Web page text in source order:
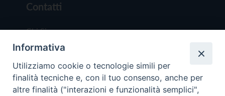
Contatti
Chi Siamo
Redazione
Scrivici
Informativa
Utilizziamo cookie o tecnologie simili per
finalità tecniche e, con il tuo consenso, anche per
altre finalità ("interazioni e funzionalità semplici",